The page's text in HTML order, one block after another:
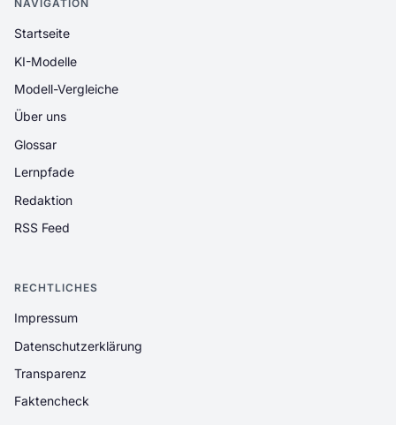
NAVIGATION
Startseite
KI-Modelle
Modell-Vergleiche
Über uns
Glossar
Lernpfade
Redaktion
RSS Feed
RECHTLICHES
Impressum
Datenschutzerklärung
Transparenz
Faktencheck